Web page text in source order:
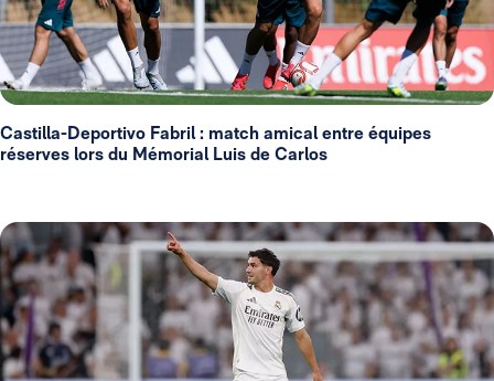
Castilla-Deportivo Fabril : match amical entre équipes
réserves lors du Mémorial Luis de Carlos